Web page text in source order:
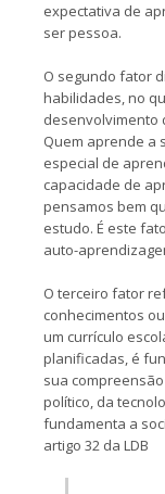
expectativa de
ser pessoa.
O segundo fator
habilidades, no
desenvolvimento
Quem aprende a
especial de
capacidade de
pensamos bem
estudo. É este
auto-
O terceiro fator
conhecimentos
um currículo
planificadas, é
sua
político, da
fundamenta a
artigo 32 da LDB